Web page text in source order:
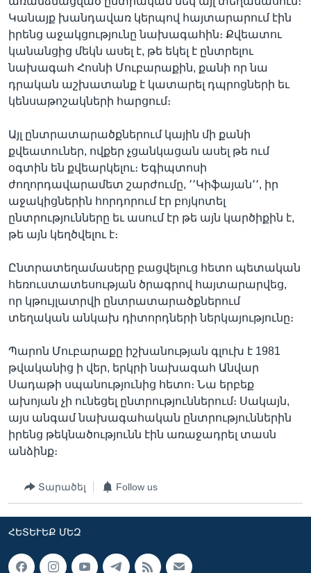
Կանայք խանդավառ կերպով հայտարարում էին
իրենց աջակցությունը նախագահին։ Քվեատու
կանանցից մեկն ասել է, թե եկել է ընտրելու
նախագահ Հոսնի Մուբարաքին, քանի որ նա
դրական աշխատանք է կատարել դպրոցների եւ
կենսաթոշակների հարցում։
Այլ ընտրատարածքներում կային մի քանի
քվեատուներ, ովքեր չցանկացան ասել թե ում
օգտին են քվեարկելու։ Եգիպտոսի
ժողորդավարամետ շարժումը, ՚՚Կիֆայան՚՚, իր
աջակիցներին հորդորում էր բոյկոտել
ընտրությունները եւ ասում էր թե այն կարծիքին է,
թե այն կեղծվելու է։
Ընտրատեղամասերը բացվելուց հետո պետական
հեռուստատեսության ծրագրով հայտարարվեց,
որ կթույլատրվի ընտրատարածքներում
տեղական անկախ դիտորդների ներկայությունը։
Պարոն Մուբարաքը իշխանության գլուխ է 1981
թվականից ի վեր, երկրի նախագահ Անվար
Սադաթի սպանությունից հետո։ Նա երբեք
ախոյան չի ունեցել ընտրություններում։ Սակայն,
այս անգամ նախագահական ընտրություններին
իրենց թեկնածությունն էին առաջադրել տասն
անձինք։
Տարածել Follow us
ՀԵՏԵՒԵՔ ՄԵԶ